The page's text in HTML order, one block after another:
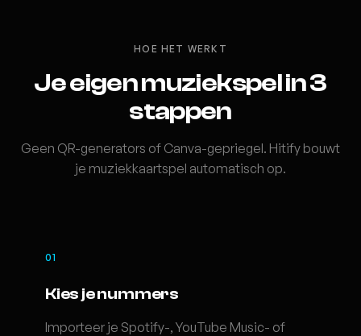
HOE HET WERKT
Je eigen muziekspel in 3
stappen
Geen QR-generators of Canva-gepriegel. Hitify bouwt
je muziekkaartspel automatisch op.
01
Kies je nummers
Importeer je Spotify-, YouTube Music- of